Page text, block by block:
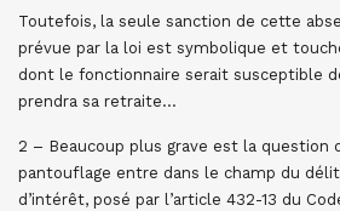
Toutefois, la seule sanction de cette
prévue par la loi est symbolique et
dont le fonctionnaire serait susceptible
prendra sa retraite…
2 – Beaucoup plus grave est la question
pantouflage entre dans le champ du
d’intérêt, posé par l’article 432-13 du